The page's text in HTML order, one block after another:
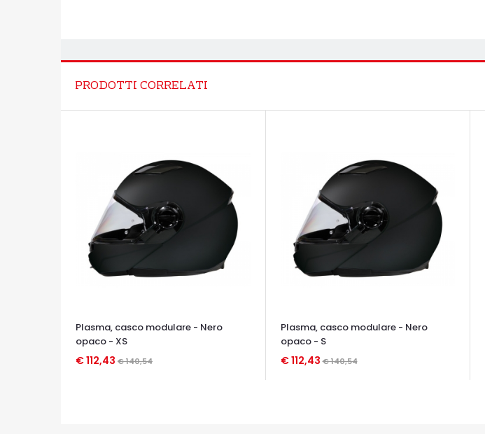
PRODOTTI CORRELATI
Plasma, casco modulare - Nero
opaco - XS
€ 112,43 € 140,54
Plasma, casco modulare - Nero
opaco - S
€ 112,43€ 140,54